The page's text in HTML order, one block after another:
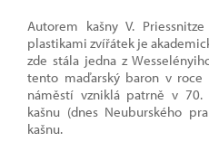
Autorem kašny V.
plastikami zvířátek je
zde stála jedna z
tento maďarský baron v roce
náměstí vzniklá patrně v 70.
kašnu (dnes Neuburského
kašnu.